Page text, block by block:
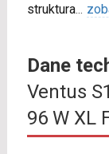
struktura...
Dane
Ventus
96 W XL